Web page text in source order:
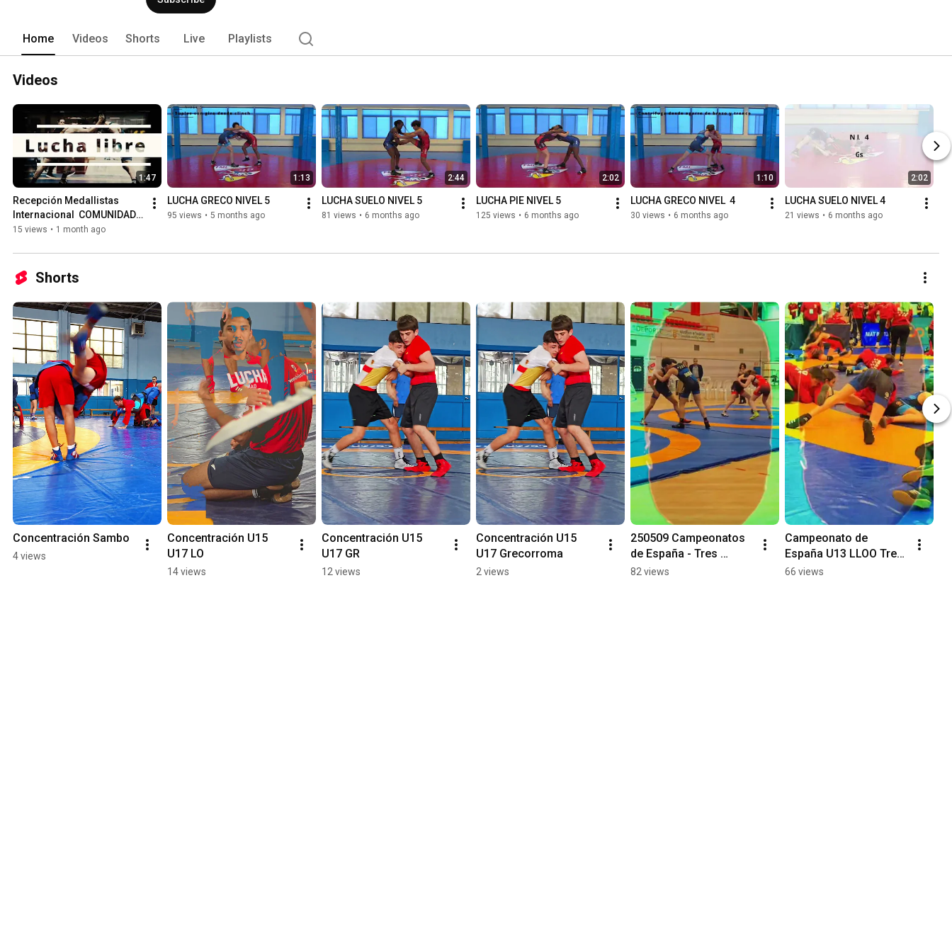
Home Videos Shorts Live Playlists
Videos
1:47
Recepción Medallistas
Internacional  COMUNIDAD
DE MADRID
15 views • 1 month ago
1:13
LUCHA GRECO NIVEL 5
95 views • 5 months ago
2:44
LUCHA SUELO NIVEL 5
81 views • 6 months ago
2:02
LUCHA PIE NIVEL 5
125 views • 6 months ago
1:10
LUCHA GRECO NIVEL  4
30 views • 6 months ago
2:02
LUCHA SUELO NIVEL 4
21 views • 6 months ago
Shorts
Concentración Sambo
4 views
Concentración U15
U17 LO
14 views
Concentración U15
U17 GR
12 views
Concentración U15
U17 Grecorroma
2 views
250509 Campeonatos
de España - Tres
Cantos
82 views
Campeonato de
España U13 LLOO Tres
Cantos
66 views